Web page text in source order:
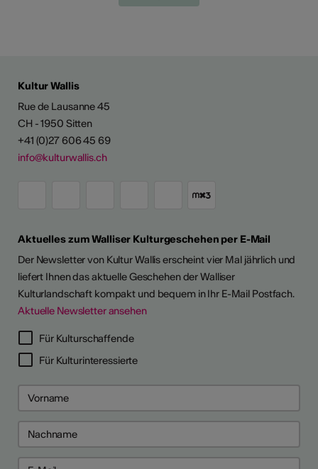
Kultur Wallis
Rue de Lausanne 45
CH - 1950 Sitten
+41 (0)27 606 45 69
info@kulturwallis.ch
Aktuelles zum Walliser Kulturgeschehen per E-Mail
Der Newsletter von Kultur Wallis erscheint vier Mal jährlich und
liefert Ihnen das aktuelle Geschehen der Walliser
Kulturlandschaft kompakt und bequem in Ihr E-Mail Postfach.
Aktuelle Newsletter ansehen
Für Kulturschaffende
Für Kulturinteressierte